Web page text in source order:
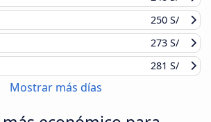
250 S/
273 S/
281 S/
Mostrar más días